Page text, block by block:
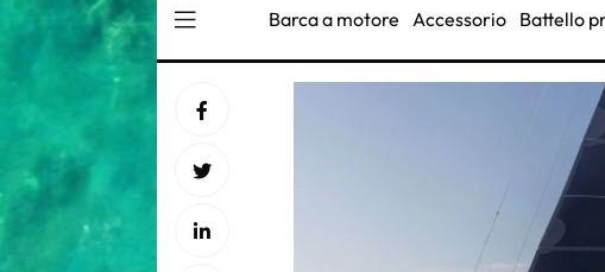
Barca a motore Accessorio Battello